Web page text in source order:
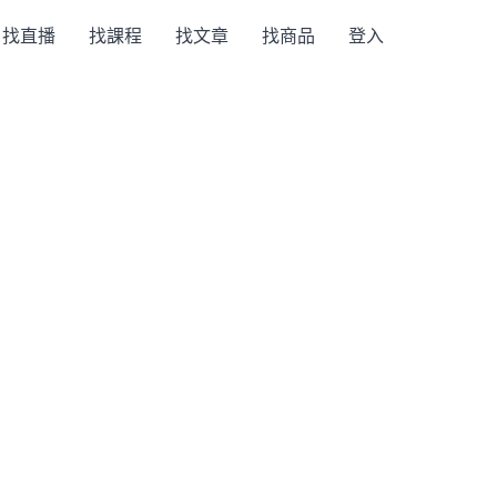
找直播 找課程 找文章 找商品 登入